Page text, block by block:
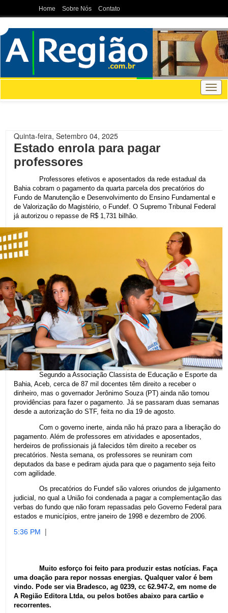
Home Sobre Nós Contato
Quinta-feira, Setembro 04, 2025
Estado enrola para pagar
professores
Professores efetivos e aposentados da rede estadual da
Bahia cobram o pagamento da quarta parcela dos precatórios do
Fundo de Manutenção e Desenvolvimento do Ensino Fundamental e
de Valorização do Magistério, o Fundef. O Supremo Tribunal Federal
já autorizou o repasse de R$ 1,731 bilhão.
Segundo a Associação Classista de Educação e Esporte da
Bahia, Aceb, cerca de 87 mil docentes têm direito a receber o
dinheiro, mas o governador Jerônimo Souza (PT) ainda não tomou
providências para fazer o pagamento. Já se passaram duas semanas
desde a autorização do STF, feita no dia 19 de agosto.
Com o governo inerte, ainda não há prazo para a liberação do
pagamento. Além de professores em atividades e aposentados,
herdeiros de profissionais já falecidos têm direito a receber os
precatórios. Nesta semana, os professores se reuniram com
deputados da base e pediram ajuda para que o pagamento seja feito
com agilidade.
Os precatórios do Fundef são valores oriundos de julgamento
judicial, no qual a União foi condenada a pagar a complementação das
verbas do fundo que não foram repassadas pelo Governo Federal para
estados e municípios, entre janeiro de 1998 e dezembro de 2006.
5:36 PM |
Muito esforço foi feito para produzir estas notícias. Faça
uma doação para repor nossas energias. Qualquer valor é bem
vindo. Pode ser via Bradesco, ag 0239, cc 62.947-2, em nome de
A Região Editora Ltda, ou pelos botões abaixo para cartão e
recorrentes.